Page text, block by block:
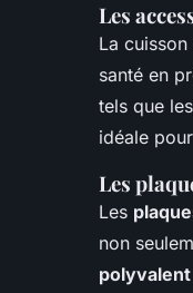
Les
La
santé en
tels que
idéale
Les
Les
non
polyvalent